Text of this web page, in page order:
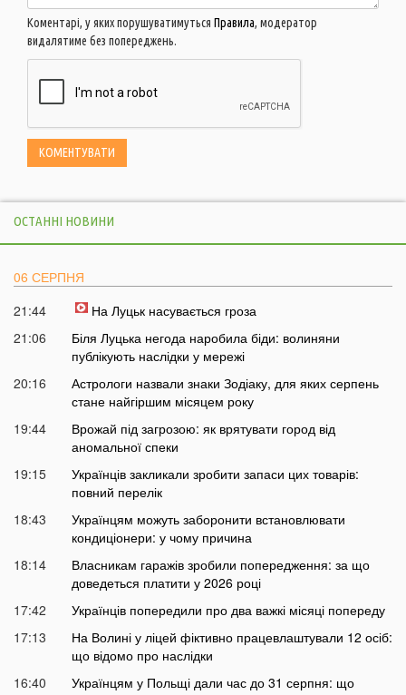
Коментарі, у яких порушуватимуться Правила, модератор
видалятиме без попереджень.
ОСТАННІ НОВИНИ
06 СЕРПНЯ
21:44
На Луцьк насувається гроза
21:06
Біля Луцька негода наробила біди: волиняни
публікують наслідки у мережі
20:16
Астрологи назвали знаки Зодіаку, для яких серпень
стане найгіршим місяцем року
19:44
Врожай під загрозою: як врятувати город від
аномальної спеки
19:15
Українців закликали зробити запаси цих товарів:
повний перелік
18:43
Українцям можуть заборонити встановлювати
кондиціонери: у чому причина
18:14
Власникам гаражів зробили попередження: за що
доведеться платити у 2026 році
17:42
Українців попередили про два важкі місяці попереду
17:13
На Волині у ліцей фіктивно працевлаштували 12 осіб:
що відомо про наслідки
16:40
Українцям у Польщі дали час до 31 серпня: що